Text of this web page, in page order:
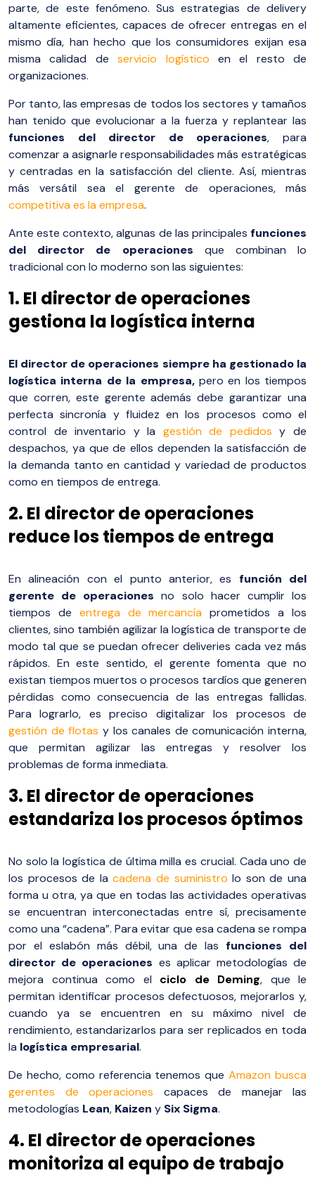
parte, de este fenómeno. Sus estrategias de delivery
altamente eficientes, capaces de ofrecer entregas en el
mismo día, han hecho que los consumidores exijan esa
misma calidad deservicio logístico
en el resto de
organizaciones.
Por tanto, las empresas de todos los sectores y tamaños
han tenido que evolucionar a la fuerza y replantear las
funciones del director de operaciones, para
comenzar a asignarle responsabilidades más estratégicas
y centradas en la satisfacción del cliente. Así, mientras
más versátil sea el gerente de operaciones, más
competitiva es la empresa.
Ante este contexto, algunas de las principales funciones
del director de operaciones que combinan lo
tradicional con lo moderno son las siguientes:
1. El director de operaciones
gestiona la logística interna
El director de operaciones siempre ha gestionado la
logística interna de la empresa,pero en los tiempos
que corren, este gerente además debe garantizar una
perfecta sincronía y fluidez en los procesos como el
control de inventario y la gestión de pedidos y de
despachos, ya que de ellos dependen la satisfacción de
la demanda tanto en cantidad y variedad de productos
como en tiempos de entrega.
2. El director de operaciones
reduce los tiempos de entrega
En alineación con el punto anterior, es función del
gerente de operaciones no solo hacer cumplir los
tiempos de entrega de mercancía prometidos a los
clientes, sino también agilizar la logística de transporte de
modo tal que se puedan ofrecer deliveries cada vez más
rápidos. En este sentido, el gerente fomenta que no
existan tiempos muertos o procesos tardíos que generen
pérdidas como consecuencia de las entregas fallidas.
Para lograrlo, es preciso digitalizar los procesos de
gestión de flotas y los canales de comunicación interna,
que permitan agilizar las entregas y resolver los
problemas de forma inmediata.
3. El director de operaciones
estandariza los procesos óptimos
No solo la logística de última milla es crucial. Cada uno de
los procesos de lacadena de suministro lo son de una
forma u otra, ya que en todas las actividades operativas
se encuentran interconectadas entre sí, precisamente
como una “cadena”. Para evitar que esa cadena se rompa
por el eslabón más débil, una de las funciones del
director de operaciones es aplicar metodologías de
mejora continua como el ciclo de Deming, que le
permitan identificar procesos defectuosos, mejorarlos y,
cuando ya se encuentren en su máximo nivel de
rendimiento, estandarizarlos para ser replicados en toda
la logística empresarial.
De hecho, como referencia tenemos queAmazon busca
gerentes de operaciones capaces de manejar las
metodologías Lean, Kaizen y Six Sigma.
4. El director de operaciones
monitoriza al equipo de trabajo